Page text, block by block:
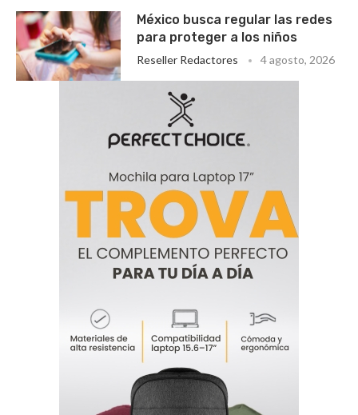
México busca regular las redes
para proteger a los niños
Reseller Redactores 4 agosto, 2026